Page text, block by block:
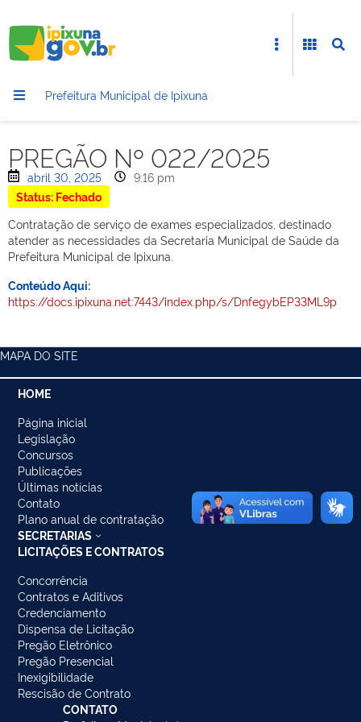
Prefeitura Municipal de Ipixuna
PREGÃO Nº 022/2025
abril 30, 2025
9:16 pm
Status: Fechado
Contratação de serviço de exames especializados, destinado
atender as necessidades da Secretaria Municipal de Saúde da
Prefeitura Municipal de Ipixuna.
Conteúdo Aqui:
https://docs.ipixuna.net:7443/index.php/s/DnfegybEP33ML9p
MAPA DO SITE
HOME
Página inicial
Legislação
Concursos
Publicações
Últimas notícias
Contato
Plano anual de contratação
SECRETARIAS
LICITAÇÕES E CONTRATOS
Concorrência
Contratos e Aditivos
Credenciamento
Dispensa de Licitação
Pregão Eletrônico
Pregão Presencial
Inexigibilidade
Rescisão de Contrato
CONTATO